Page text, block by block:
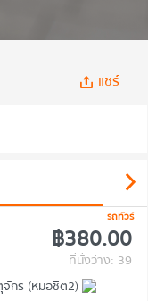
แชร์
รถทัวร์
฿380.00
ที่นั่งว่าง: 39
กร (หมอชิต2)